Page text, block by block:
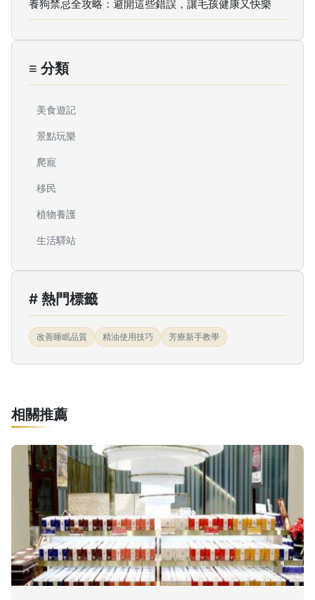
養狗禁忌全攻略：避開這些錯誤，讓毛孩健康又快樂
≡ 分類
美食遊記
景點玩樂
爬寵
移民
植物養護
生活驛站
# 熱門標籤
改善睡眠品質 精油使用技巧 芳療新手教學
相關推薦